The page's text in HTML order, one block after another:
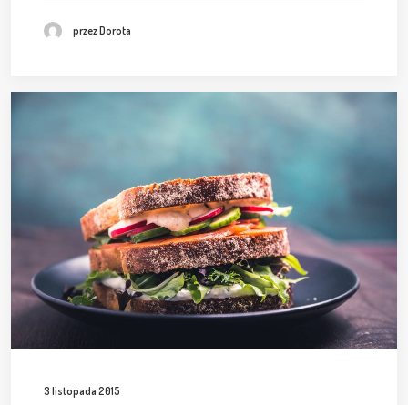
przez Dorota
3 listopada 2015